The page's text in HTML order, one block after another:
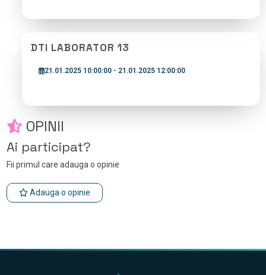
DTI LABORATOR 13
21.01.2025 10:00:00 - 21.01.2025 12:00:00
OPINII
Ai participat?
Fii primul care adauga o opinie
Adauga o opinie